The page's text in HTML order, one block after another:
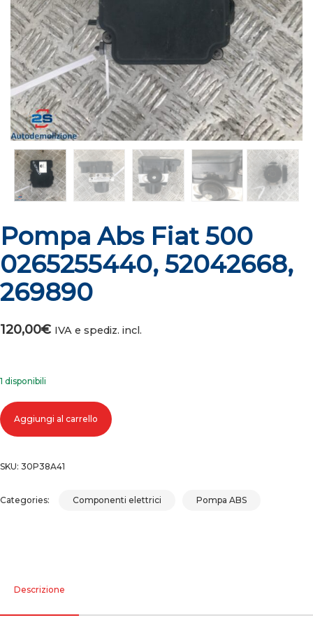
Pompa Abs Fiat 500
0265255440, 52042668,
269890
120,00€ IVA e spediz. incl.
1 disponibili
Pompa abs fiat 500 0265255440, 52042668, 269890 quantità
Aggiungi al carrello
SKU: 30P38A41
Categories: Componenti elettrici Pompa ABS
Descrizione